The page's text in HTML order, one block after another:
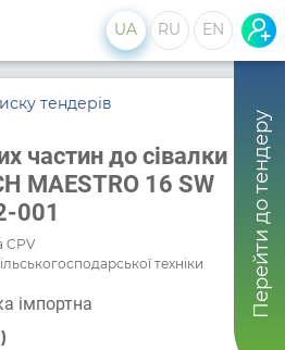
UA RU EN
Перейти до тендеру
тендерів
частин до сівалки
MAESTRO 16 SW
001
CPV
техніки
імпортна